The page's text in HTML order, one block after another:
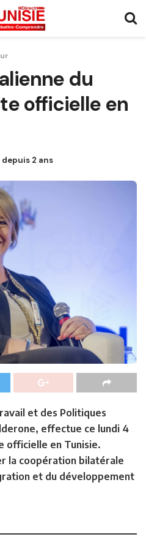
du
officielle en
depuis 2 ans
et des Politiques
effectue ce lundi 4
officielle en Tunisie.
la coopération bilatérale
et du développement